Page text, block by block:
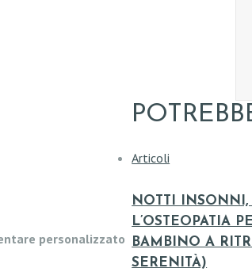
personalizzato
Articoli
NOTTI INSONNI,
L’OSTEOPATIA
BAMBINO A
SERENITÀ)